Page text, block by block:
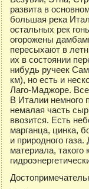
развита в
большая река
остальных рек
огорожены
пересыхают в
их в состоянии
нибудь ручеек
км), но есть и
Лаго-Маджоре.
В Италии немного
немалая часть
ввозится. Есть
марганца, цинка,
и природного
материала,